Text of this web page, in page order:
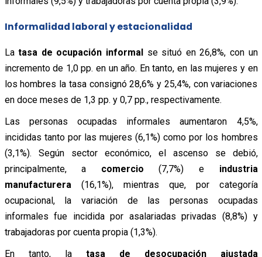
Informalidad laboral y estacionalidad
Latasa de ocupación informalse situó en 26,8%, con un
incremento de 1,0 pp. en un año. En tanto, en las mujeres y en
los hombres la tasa consignó 28,6% y 25,4%, con variaciones
en doce meses de 1,3 pp. y 0,7 pp., respectivamente.
Las personas ocupadas informales aumentaron 4,5%,
incididas tanto por las mujeres (6,1%) como por los hombres
(3,1%). Según sector económico, el ascenso se debió,
principalmente, a comercio (7,7%) e industria
manufacturera (16,1%), mientras que, por categoría
ocupacional, la variación de las personas ocupadas
informales fue incidida por asalariadas privadas (8,8%) y
trabajadoras por cuenta propia (1,3%).
En tanto, la tasa de desocupación ajustada